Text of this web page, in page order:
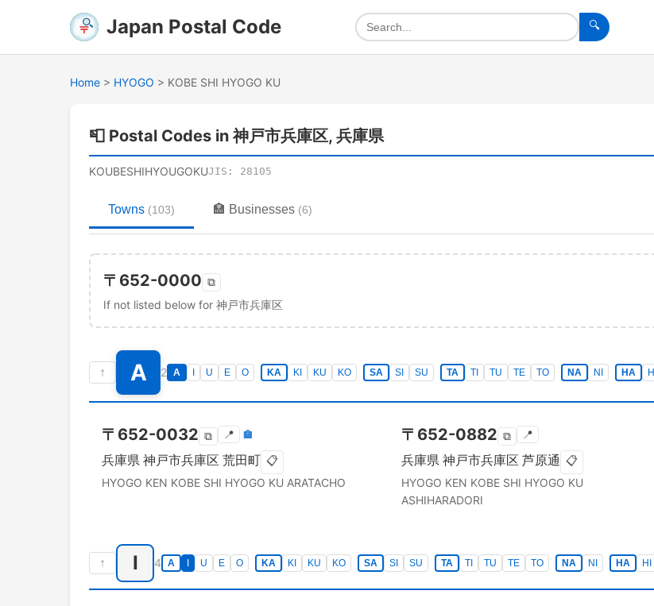
Japan Postal Code 🔍
Home > HYOGO > KOBE SHI HYOGO KU
📮 Postal Codes in 神戸市兵庫区, 兵庫県
KOUBESHIHYOUGOKUJIS: 28105
Towns (103) 🏣 Businesses (6)
〒 652-0000 ⧉
If not listed below for 神戸市兵庫区
↑ A 2 A U E O KA KI KU KO SA SI SU TA TI TU TE TO NA NI HA HI
〒 652-0032 ⧉ 📍 🏣
兵庫県 神戸市兵庫区 荒田町 📋
HYOGO KEN KOBE SHI HYOGO KU ARATACHO
〒 652-0882 ⧉ 📍
兵庫県 神戸市兵庫区 芦原通 📋
HYOGO KEN KOBE SHI HYOGO KU
ASHIHARADORI
↑ I 4 A U E O KA KI KU KO SA SI SU TA TI TU TE TO NA NI HA HI